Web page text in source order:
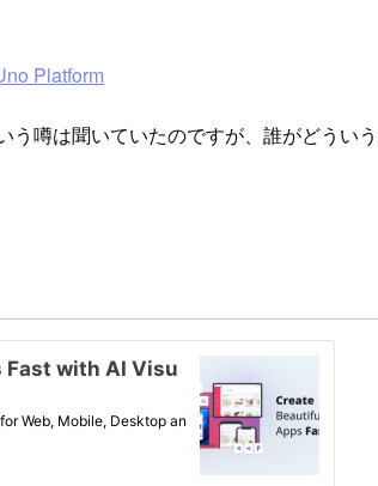
Platform
噂は聞いていたのですが、誰がどう